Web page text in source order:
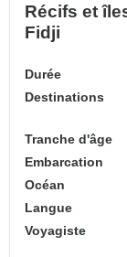
Récifs et
Fidji
Durée
Destinations
Tranche d'âge
Embarcation
Océan
Langue
Voyagiste